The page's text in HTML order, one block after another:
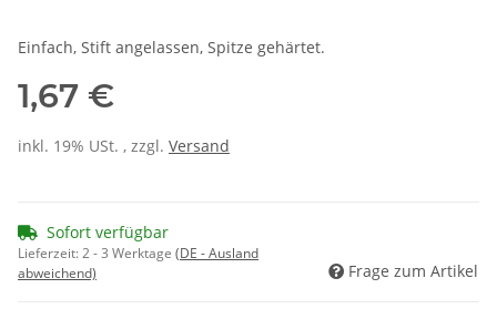
Einfach, Stift angelassen, Spitze gehärtet.
1,67 €
inkl. 19% USt. , zzgl. Versand
Sofort verfügbar
Lieferzeit:2 - 3 Werktage (DE - Ausland
abweichend)
Frage zum Artikel